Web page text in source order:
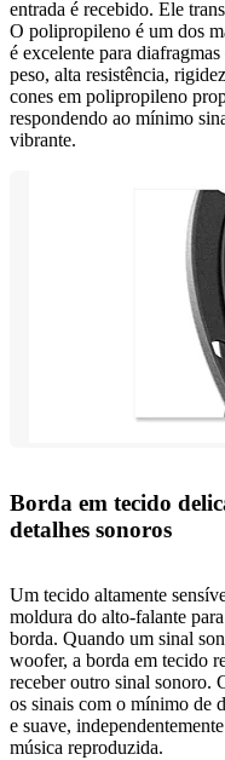
entrada é recebido. Ele
O polipropileno é um dos
é excelente para
peso, alta resistência,
cones em polipropileno
respondendo ao mínimo
vibrante.
Borda em tecido
detalhes sonoros
Um tecido altamente
moldura do alto-falante
borda. Quando um sinal
woofer, a borda em tecido
receber outro sinal sonoro.
os sinais com o mínimo de
e suave,
música reproduzida.